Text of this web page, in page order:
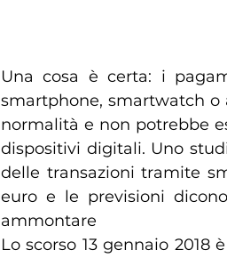
Una cosa è certa: i
smartphone, smartwatch o
normalità e non potrebbe
dispositivi digitali. Uno
delle transazioni tramite
euro e le previsioni
ammontare
Lo scorso 13 gennaio 2018